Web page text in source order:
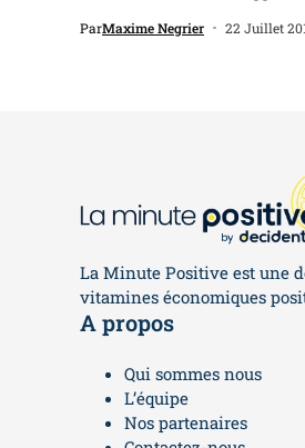
ParMaxime Negrier 22 Juillet
La Minute Positive est une
vitamines économiques
A propos
Qui sommes nous
L’équipe
Nos partenaires